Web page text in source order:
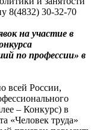
8(4832) 30-32-70
на участие в
по профессии» в
всей России,
– Конкурс) в
«Человек труда»